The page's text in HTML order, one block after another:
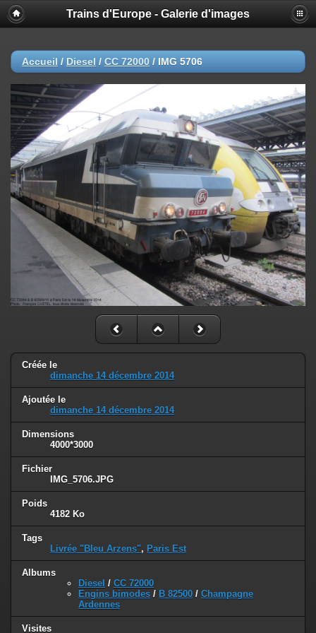
Trains d'Europe - Galerie d'images
Accueil / Diesel / CC 72000 / IMG 5706
Créée le
dimanche 14 décembre 2014
Ajoutée le
dimanche 14 décembre 2014
Dimensions
4000*3000
Fichier
IMG_5706.JPG
Poids
4182 Ko
Tags
Livrée "Bleu Arzens", Paris Est
Albums
Diesel / CC 72000
Engins bimodes / B 82500 / Champagne
Ardennes
Visites